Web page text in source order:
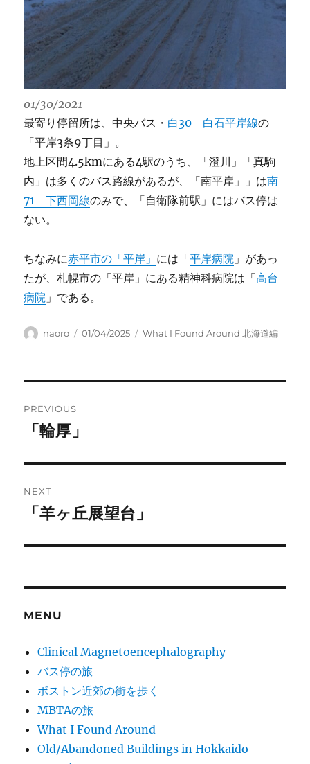
01/30/2021
最寄り停留所は、中央バス・ 白30 白石平岸線の
「平岸3条9丁目」。
地上区間4.5kmにある4駅のうち、「澄川」「真駒
内」は多くのバス路線があるが、「南平岸」」は南
71 下西岡線のみで、「自衛隊前駅」にはバス停は
ない。
ちなみに赤平市の「平岸」 には「平岸病院 」があっ
たが、札幌市の「平岸」にある精神科病院は「高台
病院 」である。
Author
naoro
Posted
01/04/2025 Categories
What I Found Around 北海道編
navigation
PREVIOUS
Previous
「輪厚」
NEXT
Next
「羊ヶ丘展望台」
MENU
Clinical Magnetoencephalography
バス停の旅
ボストン近郊の街を歩く
MBTAの旅
What I Found Around
Old/Abandoned Buildings in Hokkaido